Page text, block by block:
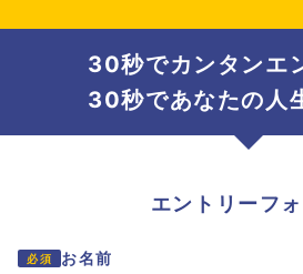
30秒でカンタンエ
30秒であなたの人
エントリーフ
必須 お名前